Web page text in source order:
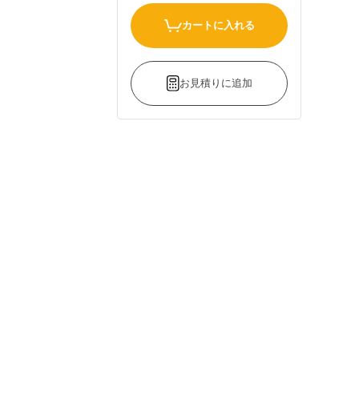
カートに入れる
お見積りに追加